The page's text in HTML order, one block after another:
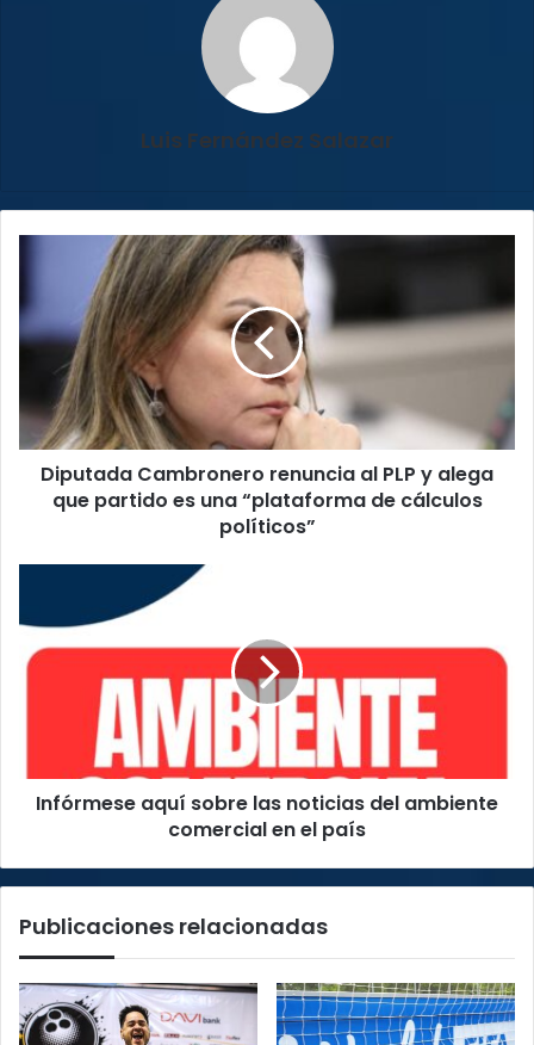
Luis Fernández Salazar
Cambronero
al
PLP
que
partido
Diputada Cambronero renuncia al PLP y alega
que partido es una “plataforma de cálculos
políticos”
sobre
las
en
Infórmese aquí sobre las noticias del ambiente
comercial en el país
Publicaciones relacionadas